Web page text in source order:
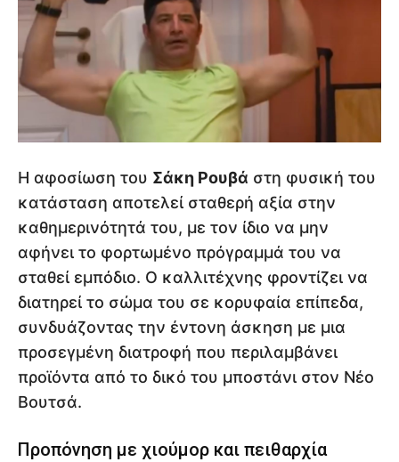
Η αφοσίωση του Σάκη Ρουβά στη φυσική του
κατάσταση αποτελεί σταθερή αξία στην
καθημερινότητά του, με τον ίδιο να μην
αφήνει το φορτωμένο πρόγραμμά του να
σταθεί εμπόδιο. Ο καλλιτέχνης φροντίζει να
διατηρεί το σώμα του σε κορυφαία επίπεδα,
συνδυάζοντας την έντονη άσκηση με μια
προσεγμένη διατροφή που περιλαμβάνει
προϊόντα από το δικό του μποστάνι στον Νέο
Βουτσά.
Προπόνηση με χιούμορ και πειθαρχία